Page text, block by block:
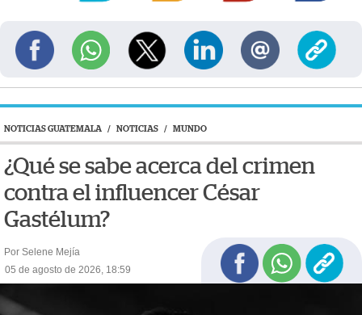
NOTICIAS GUATEMALA / NOTICIAS / MUNDO
¿Qué se sabe acerca del crimen
contra el influencer César
Gastélum?
Por Selene Mejía
05 de agosto de 2026, 18:59